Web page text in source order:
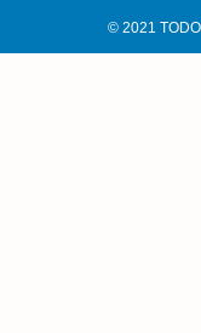
© 2021